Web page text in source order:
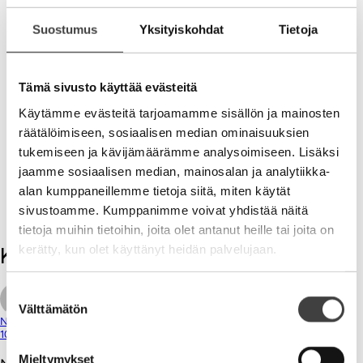
Suostumus Yksityiskohdat Tietoja
Tämä sivusto käyttää evästeitä
Käytämme evästeitä tarjoamamme sisällön ja mainosten
räätälöimiseen, sosiaalisen median ominaisuuksien
tukemiseen ja kävijämäärämme analysoimiseen. Lisäksi
jaamme sosiaalisen median, mainosalan ja analytiikka-
alan kumppaneillemme tietoja siitä, miten käytät
sivustoamme. Kumppanimme voivat yhdistää näitä
tietoja muihin tietoihin, joita olet antanut heille tai joita on
kerätty, kun olet käyttänyt heidän palvelujaan.
valinta
Välttämätön
Mieltymykset
tapahtuman siivin. Näen kohtaamisille digiaikanakin
loistavan tulevaisuuden. Ehkä jopa entistäkin
yhteisöiksi ja tunnelman ajasta ja paikasta
riippumattomiksi. Digitaalisista palveluista kasvaa
osallistujia ja faneja yhdistäviä ja kokemuksia jakavia
käytäviä entistäkin vaikuttavampiin kohtaamisiin.
Harvoin tarjotaan missään mitään näin hyvää
sopivalla ajalla ja rahalla. Matka omaan ajatuksiin
taitaa olla matkoista mieluisin.
Kommentit
Niina Sainius
10.10.2014